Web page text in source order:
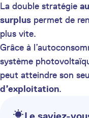
La double stratégie
surplus permet de
plus vite.
Grâce à
système
peut atteindre son
d’exploitation.